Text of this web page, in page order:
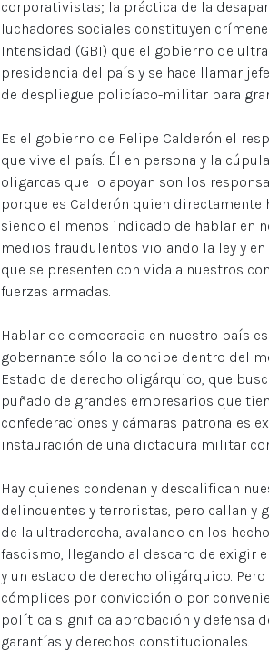
corporativistas; la práctica de la
luchadores sociales constituyen
Intensidad (GBI) que el gobierno de
presidencia del país y se hace llamar
de despliegue policíaco-militar para
Es el gobierno de Felipe Calderón el
que vive el país. Él en persona y la
oligarcas que lo apoyan son los
porque es Calderón quien
siendo el menos indicado de hablar en
medios fraudulentos violando la ley y
que se presenten con vida a nuestros
fuerzas armadas.
Hablar de democracia en nuestro país
gobernante sólo la concibe dentro del
Estado de derecho oligárquico, que
puñado de grandes empresarios que
confederaciones y cámaras patronales
instauración de una dictadura militar
Hay quienes condenan y descalifican
delincuentes y terroristas, pero callan y
de la ultraderecha, avalando en los
fascismo, llegando al descaro de exigir
y un estado de derecho oligárquico.
cómplices por convicción o por
política significa aprobación y defensa
garantías y derechos constitucionales.